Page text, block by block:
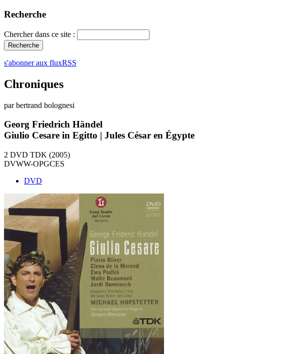
Recherche
Chercher dans ce site :
s'abonner aux fluxRSS
Chroniques
par bertrand bolognesi
Georg Friedrich Händel
Giulio Cesare in Egitto | Jules César en Égypte
2 DVD TDK (2005)
DVWW-OPGCES
DVD